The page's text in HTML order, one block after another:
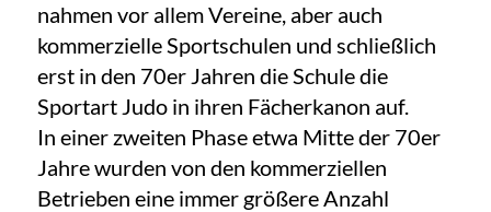
nahmen vor allem Vereine, aber auch
kommerzielle Sportschulen und schließlich
erst in den 70er Jahren die Schule die
Sportart Judo in ihren Fächerkanon auf.
In einer zweiten Phase etwa Mitte der 70er
Jahre wurden von den kommerziellen
Betrieben eine immer größere Anzahl